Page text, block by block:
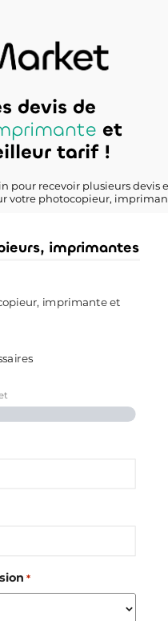
devis de
et
tarif !
pour recevoir plusieurs devis
votre photocopieur,
imprimantes
imprimante et
*